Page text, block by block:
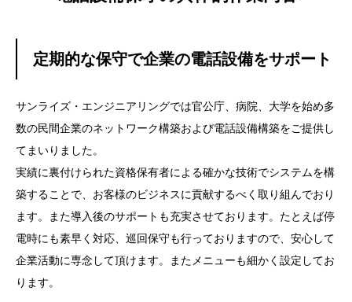
定期的な保守で企業の電話設備をサポート
サンライズ・エンジニアリングでは官公庁、病院、大学を始め多
数の民間企業のネットワーク構築および電話設備構築をご提供し
てまいりました。
実績に裏付けられた資格保有者による確かな技術でシステムを構
築することで、お客様のビジネスに貢献するべく取り組んでおり
ます。また導入後のサポートも充実させております。たとえば停
電時にも素早く対応、巡回保守も行っておりますので、安心して
企業活動に専念して頂けます。またメニューも細かく設定してお
ります。